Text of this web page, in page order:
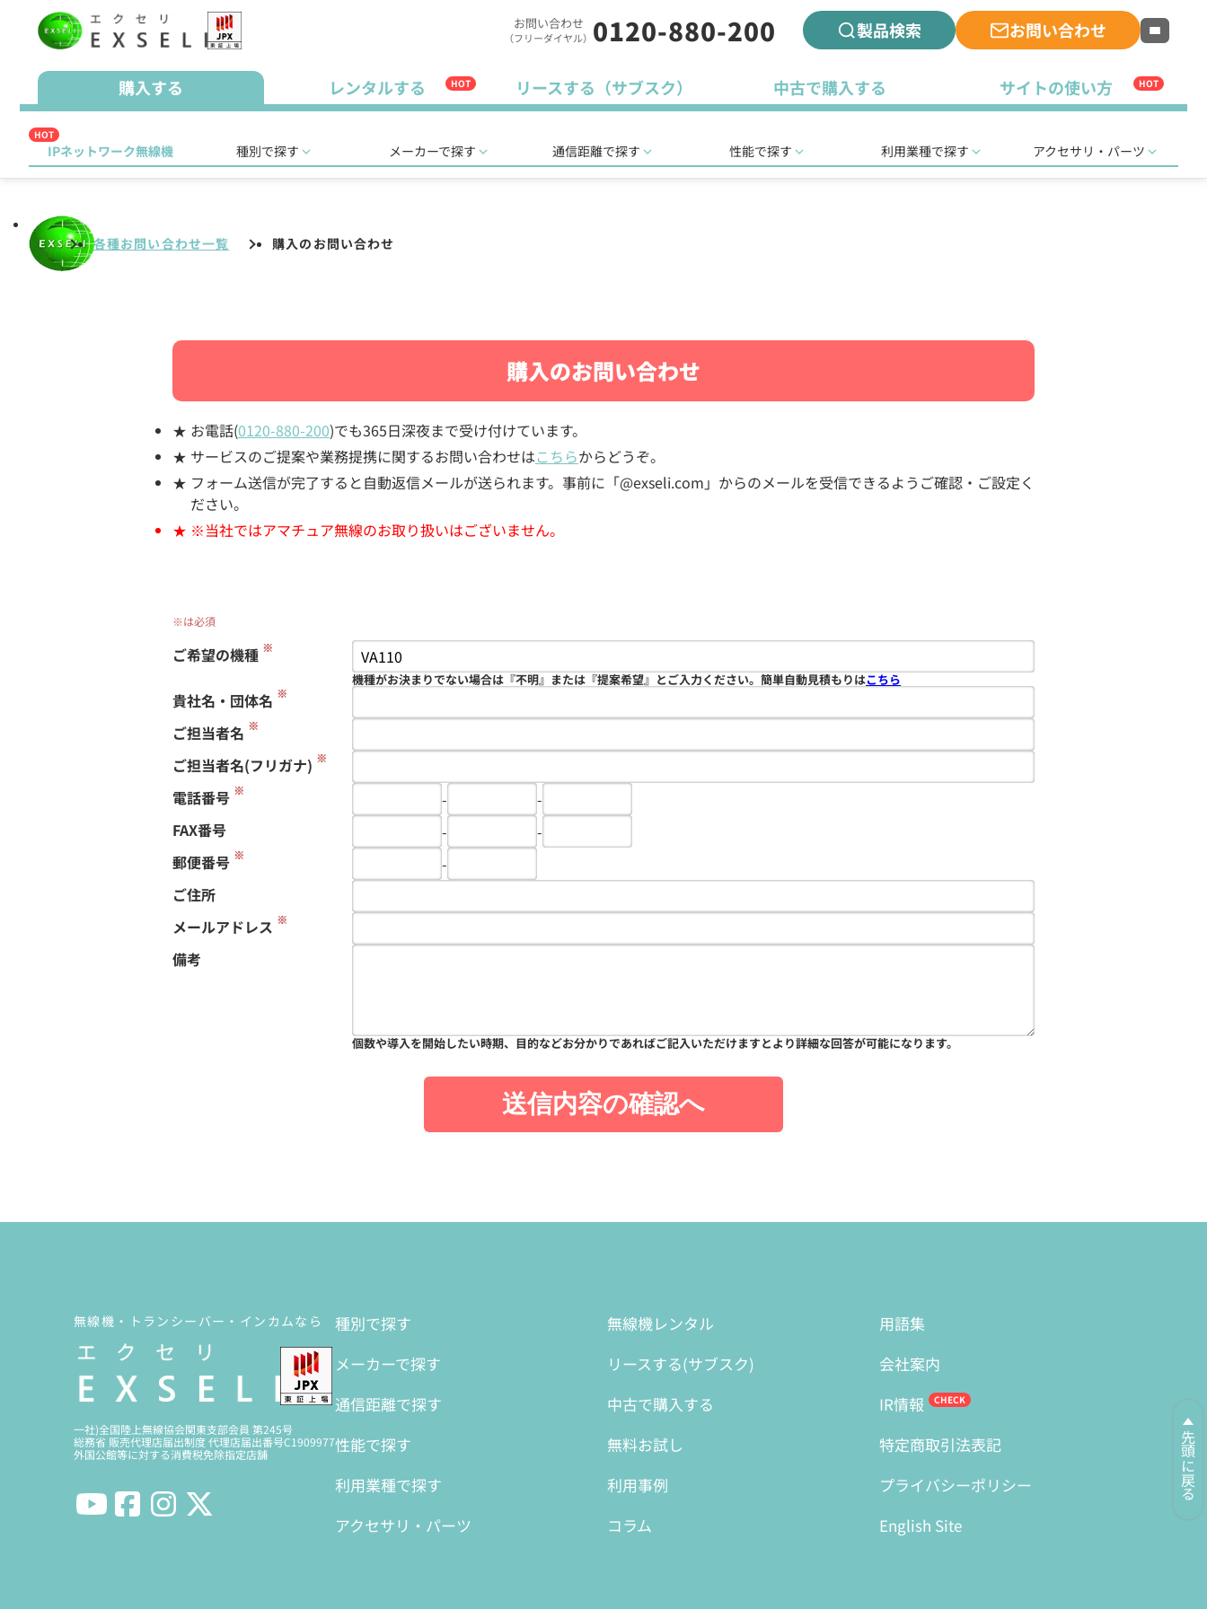
お問い合わせ
（フリーダイヤル） 0120-880-200 製品検索 お問い合わせ
購入する レンタルする HOT リースする（サブスク） 中古で購入する サイトの使い方 HOT
HOT
IPネットワーク無線機 種別で探す メーカーで探す 通信距離で探す 性能で探す 利用業種で探す アクセサリ・パーツ
各種お問い合わせ一覧 購入のお問い合わせ
購入のお問い合わせ
お電話(0120-880-200)でも365日深夜まで受け付けています。
サービスのご提案や業務提携に関するお問い合わせはこちらからどうぞ。
フォーム送信が完了すると自動返信メールが送られます。事前に「@exseli.com」からのメールを受信できるようご確認・ご設定く
ださい。
※当社ではアマチュア無線のお取り扱いはございません。
※は必須
ご希望の機種 ※
機種がお決まりでない場合は『不明』または『提案希望』とご入力ください。簡単自動見積もりはこちら
貴社名・団体名 ※
ご担当者名 ※
ご担当者名(フリガナ) ※
電話番号 ※ -
-
FAX番号
-
-
郵便番号 ※
-
ご住所
メールアドレス ※
備考
個数や導入を開始したい時期、目的などお分かりであればご記入いただけますとより詳細な回答が可能になります。
送信内容の確認へ
先頭に戻る
無線機・トランシーバー・インカムなら
一社)全国陸上無線協会関東支部会員 第245号
総務省 販売代理店届出制度 代理店届出番号C1909977
外国公館等に対する消費税免除指定店舗
種別で探す
メーカーで探す
通信距離で探す
性能で探す
利用業種で探す
アクセサリ・パーツ
無線機レンタル
リースする(サブスク)
中古で購入する
無料お試し
利用事例
コラム
用語集
会社案内
IR情報
特定商取引法表記
プライバシーポリシー
English Site